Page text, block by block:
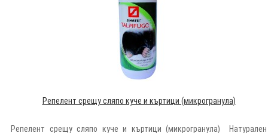
Репелент срещу сляпо куче и къртици (микрогранула)
Репелент срещу сляпо куче и къртици (микрогранула) Натурален